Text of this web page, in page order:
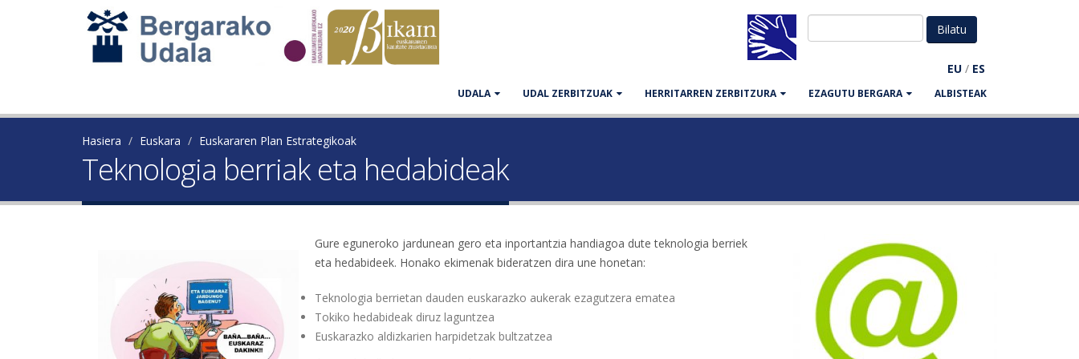
EU / ES
UDALA UDAL ZERBITZUAK HERRITARREN ZERBITZURA EZAGUTU BERGARA ALBISTEAK
Hasiera Euskara Euskararen Plan Estrategikoak
Teknologia berriak eta hedabideak
Gure eguneroko jardunean gero eta inportantzia handiagoa dute teknologia berriek
eta hedabideek. Honako ekimenak bideratzen dira une honetan:
Teknologia berrietan dauden euskarazko aukerak ezagutzera ematea
Tokiko hedabideak diruz laguntzea
Euskarazko aldizkarien harpidetzak bultzatzea